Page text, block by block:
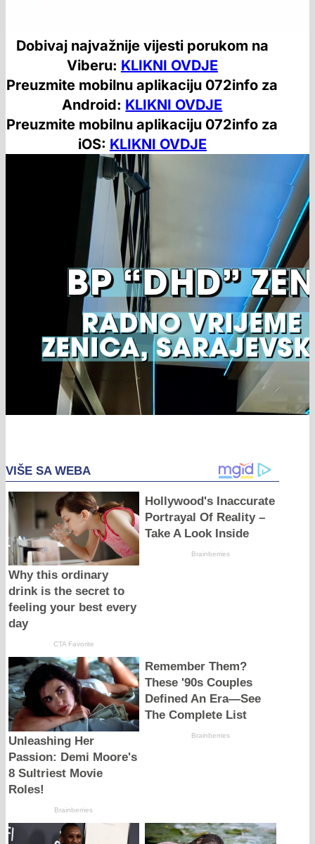
Dobivaj najvažnije vijesti porukom na
Viberu: KLIKNI OVDJE
Preuzmite mobilnu aplikaciju 072info za
Android: KLIKNI OVDJE
Preuzmite mobilnu aplikaciju 072info za
iOS: KLIKNI OVDJE